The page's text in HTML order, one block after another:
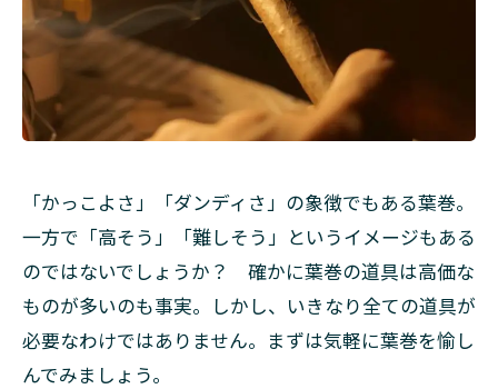
「かっこよさ」「ダンディさ」の象徴でもある葉巻。
一方で「高そう」「難しそう」というイメージもある
のではないでしょうか？ 確かに葉巻の道具は高価な
ものが多いのも事実。しかし、いきなり全ての道具が
必要なわけではありません。まずは気軽に葉巻を愉し
んでみましょう。